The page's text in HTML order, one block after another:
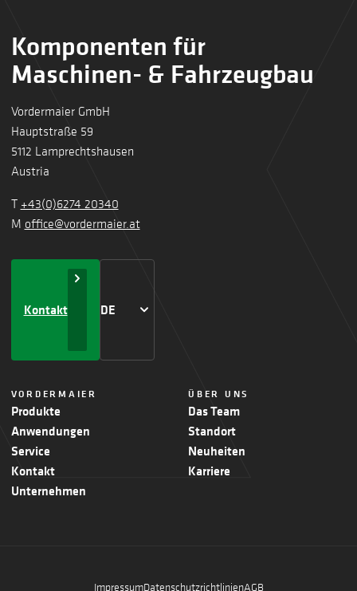
Komponenten für
Maschinen- & Fahrzeugbau
Vordermaier GmbH
Hauptstraße 59
5112 Lamprechtshausen
Austria
T +43(0)6274 20340
M office@vordermaier.at
Kontakt DE
VORDERMAIER
Produkte
Anwendungen
Service
Kontakt
Unternehmen
ÜBER UNS
Das Team
Standort
Neuheiten
Karriere
ImpressumDatenschutzrichtlinienAGB